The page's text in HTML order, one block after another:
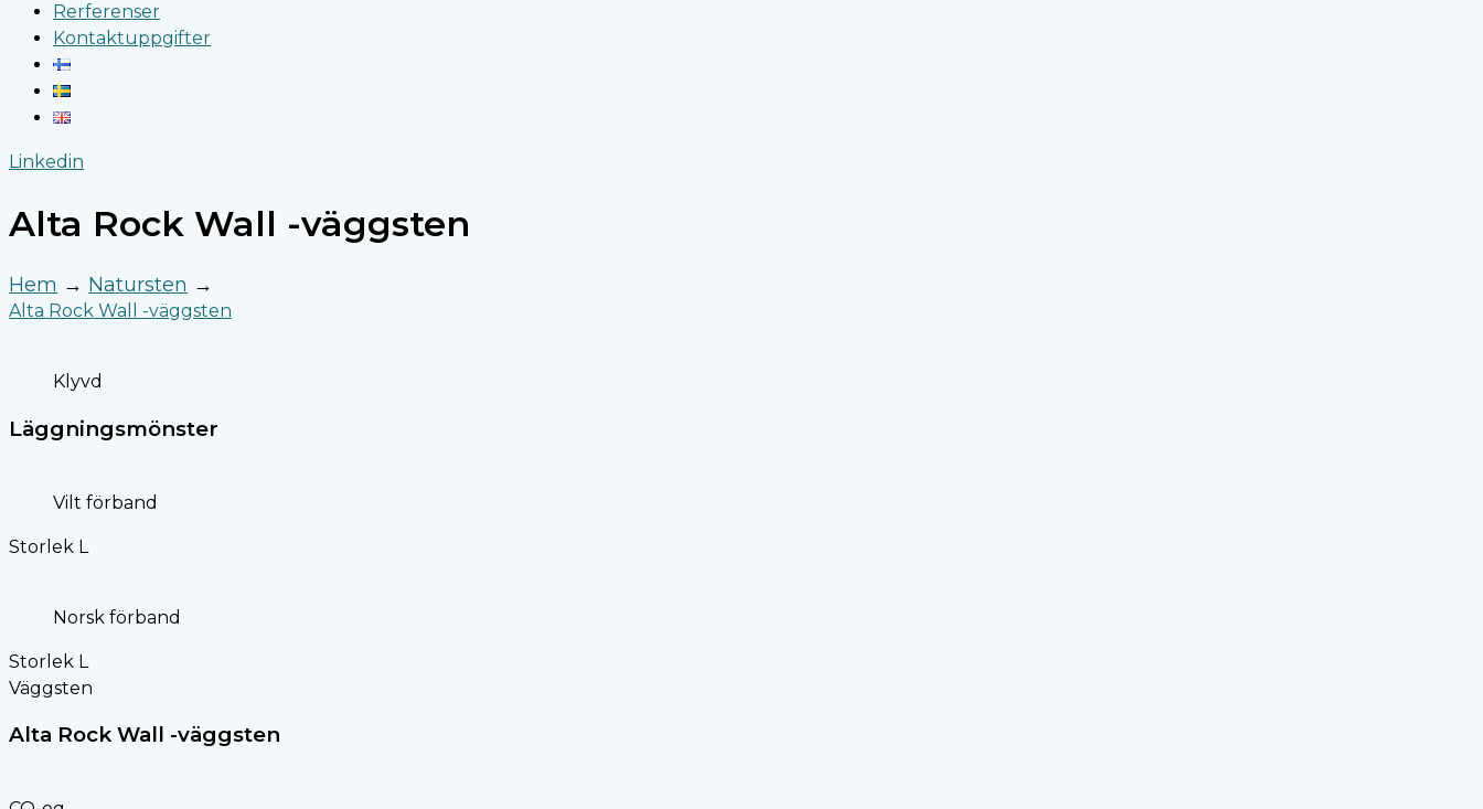
Rerferenser
Kontaktuppgifter
Linkedin
Alta Rock Wall -väggsten
Hem → Natursten →
Alta Rock Wall -väggsten
Klyvd
Läggningsmönster
Vilt förband
Storlek L
Norsk förband
Storlek L
Väggsten
Alta Rock Wall -väggsten